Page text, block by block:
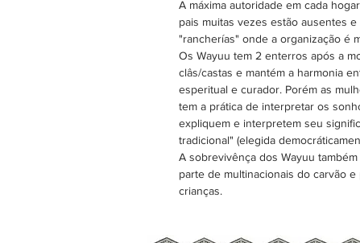
A máxima autoridade em cada
pais muitas vezes estão ausentes
"rancherías" onde a organização é
Os Wayuu tem 2 enterros após a
clâs/castas e mantém a harmonia
esperitual e curador. Porém as
tem a prática de interpretar os
expliquem e interpretem seu
tradicional" (elegida
A sobrevivênça dos Wayuu
parte de multinacionais do carvão
crianças.